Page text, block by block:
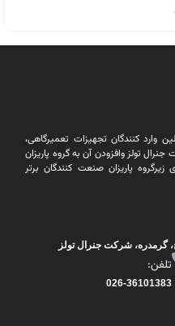
وارد کنندگان تجهیزات تعمیرگاهی،
تولز وافزودن آن به گروه پاریزان
پاریزان صنعت کنندگان برتر
تلفن:
026-36101383